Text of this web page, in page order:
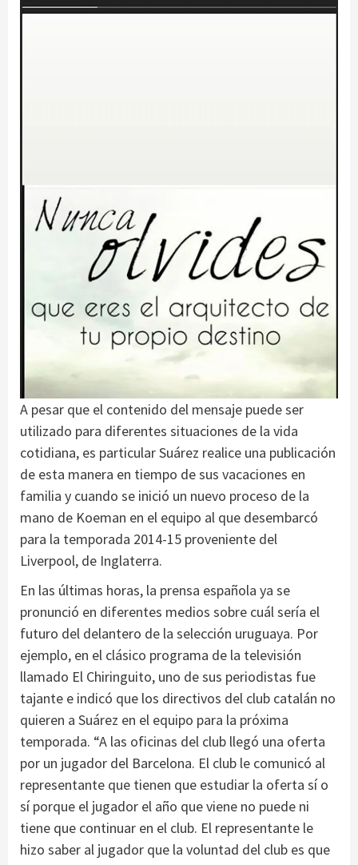
A pesar que el contenido del mensaje puede ser
utilizado para diferentes situaciones de la vida
cotidiana, es particular Suárez realice una publicación
de esta manera en tiempo de sus vacaciones en
familia y cuando se inició un nuevo proceso de la
mano de Koeman en el equipo al que desembarcó
para la temporada 2014-15 proveniente del
Liverpool, de Inglaterra.
En las últimas horas, la prensa española ya se
pronunció en diferentes medios sobre cuál sería el
futuro del delantero de la selección uruguaya. Por
ejemplo, en el clásico programa de la televisión
llamado El Chiringuito, uno de sus periodistas fue
tajante e indicó que los directivos del club catalán no
quieren a Suárez en el equipo para la próxima
temporada. “A las oficinas del club llegó una oferta
por un jugador del Barcelona. El club le comunicó al
representante que tienen que estudiar la oferta sí o
sí porque el jugador el año que viene no puede ni
tiene que continuar en el club. El representante le
hizo saber al jugador que la voluntad del club es que